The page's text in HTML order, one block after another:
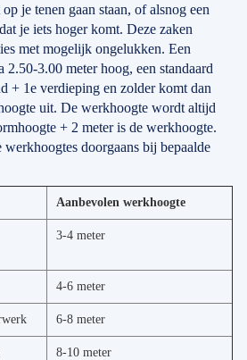
je tenen gaan staan, of alsnog een
je iets hoger komt. Deze zaken
met mogelijk ongelukken. Een
2.50-3.00 meter hoog, een standaard
+ 1e verdieping en zolder komt dan
uit. De werkhoogte wordt altijd
+ 2 meter is de werkhoogte.
doorgaans bij bepaalde
Aanbevolen werkhoogte
3-4 meter
4-6 meter
6-8 meter
8-10 meter